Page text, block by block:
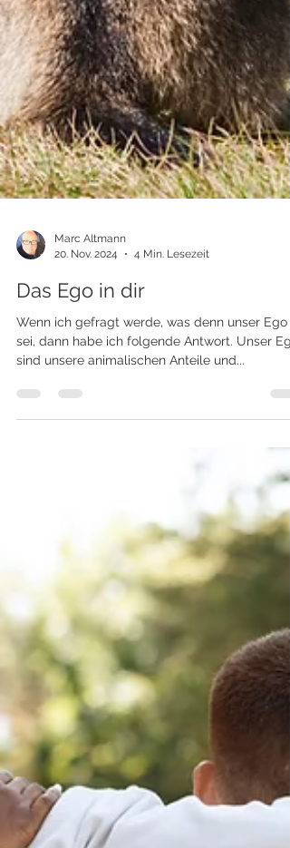
20. Nov. 2024
4 Min. Lesezeit
Das Ego in dir
Wenn ich gefragt werde, was denn unser Ego
sind unsere animalischen Anteile und...